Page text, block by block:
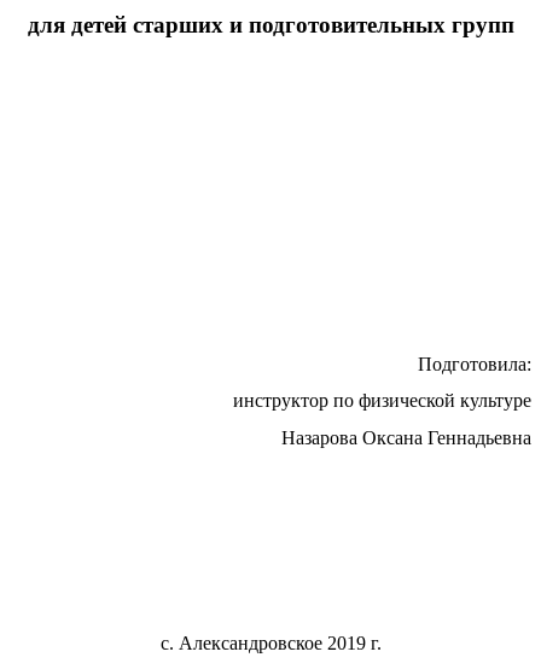
для детей старших и подготовительных групп
Подготовила:
инструктор по физической культуре
Назарова Оксана Геннадьевна
с. Александровское 2019 г.